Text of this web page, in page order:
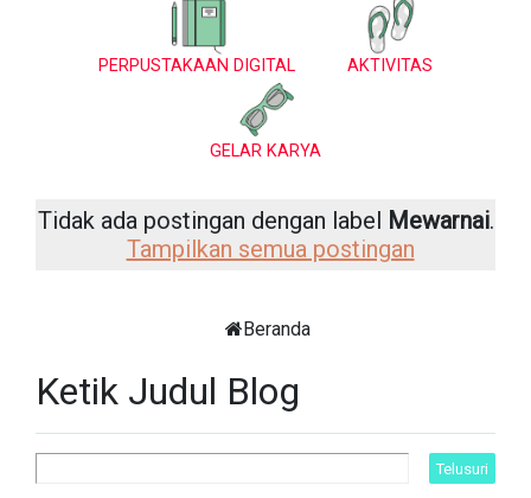
PERPUSTAKAAN DIGITAL AKTIVITAS
GELAR KARYA
Tidak ada postingan dengan label Mewarnai.
Tampilkan semua postingan
Beranda
Ketik Judul Blog